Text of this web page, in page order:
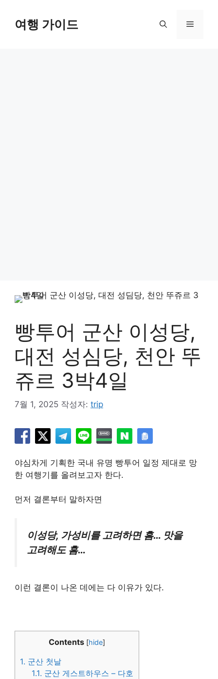
여행 가이드 메
빵투어 군산 이성당,
대전 성심당, 천안 뚜
쥬르 3박4일
7월 1, 2025 작성자: trip
야심차게 기획한 국내 유명 빵투어 일정 제대로 망
한 여행기를 올려보고자 한다.
먼저 결론부터 말하자면
이성당, 가성비를 고려하면 흠… 맛을
고려해도 흠…
이런 결론이 나온 데에는 다 이유가 있다.
Contents [hide]
1. 군산 첫날
1.1. 군산 게스트하우스 – 다호